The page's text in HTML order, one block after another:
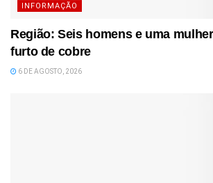
INFORMAÇÃO
Região: Seis homens e uma
furto de cobre
6 DE AGOSTO, 2026